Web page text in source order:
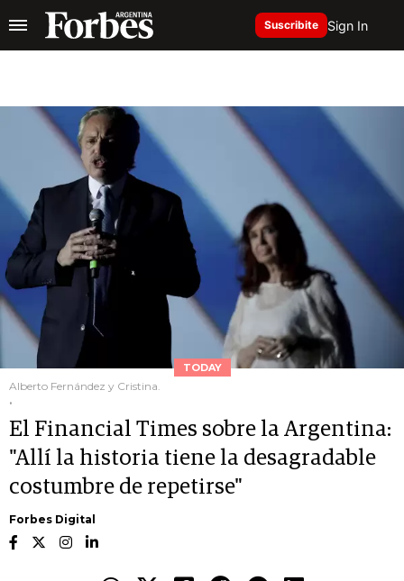
Suscribite Sign In
TODAY
Alberto Fernández y Cristina.
.
El Financial Times sobre la Argentina:
"Allí la historia tiene la desagradable
costumbre de repetirse"
Forbes Digital